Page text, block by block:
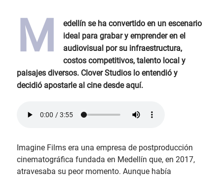
M
edellín se ha convertido en un escenario
ideal para grabar y emprender en el
audiovisual por su infraestructura,
costos competitivos, talento local y
paisajes diversos. Clover Studios lo entendió y
decidió apostarle al cine desde aquí.
Imagine Films era una empresa de postproducción
cinematográfica fundada en Medellín que, en 2017,
atravesaba su peor momento. Aunque había